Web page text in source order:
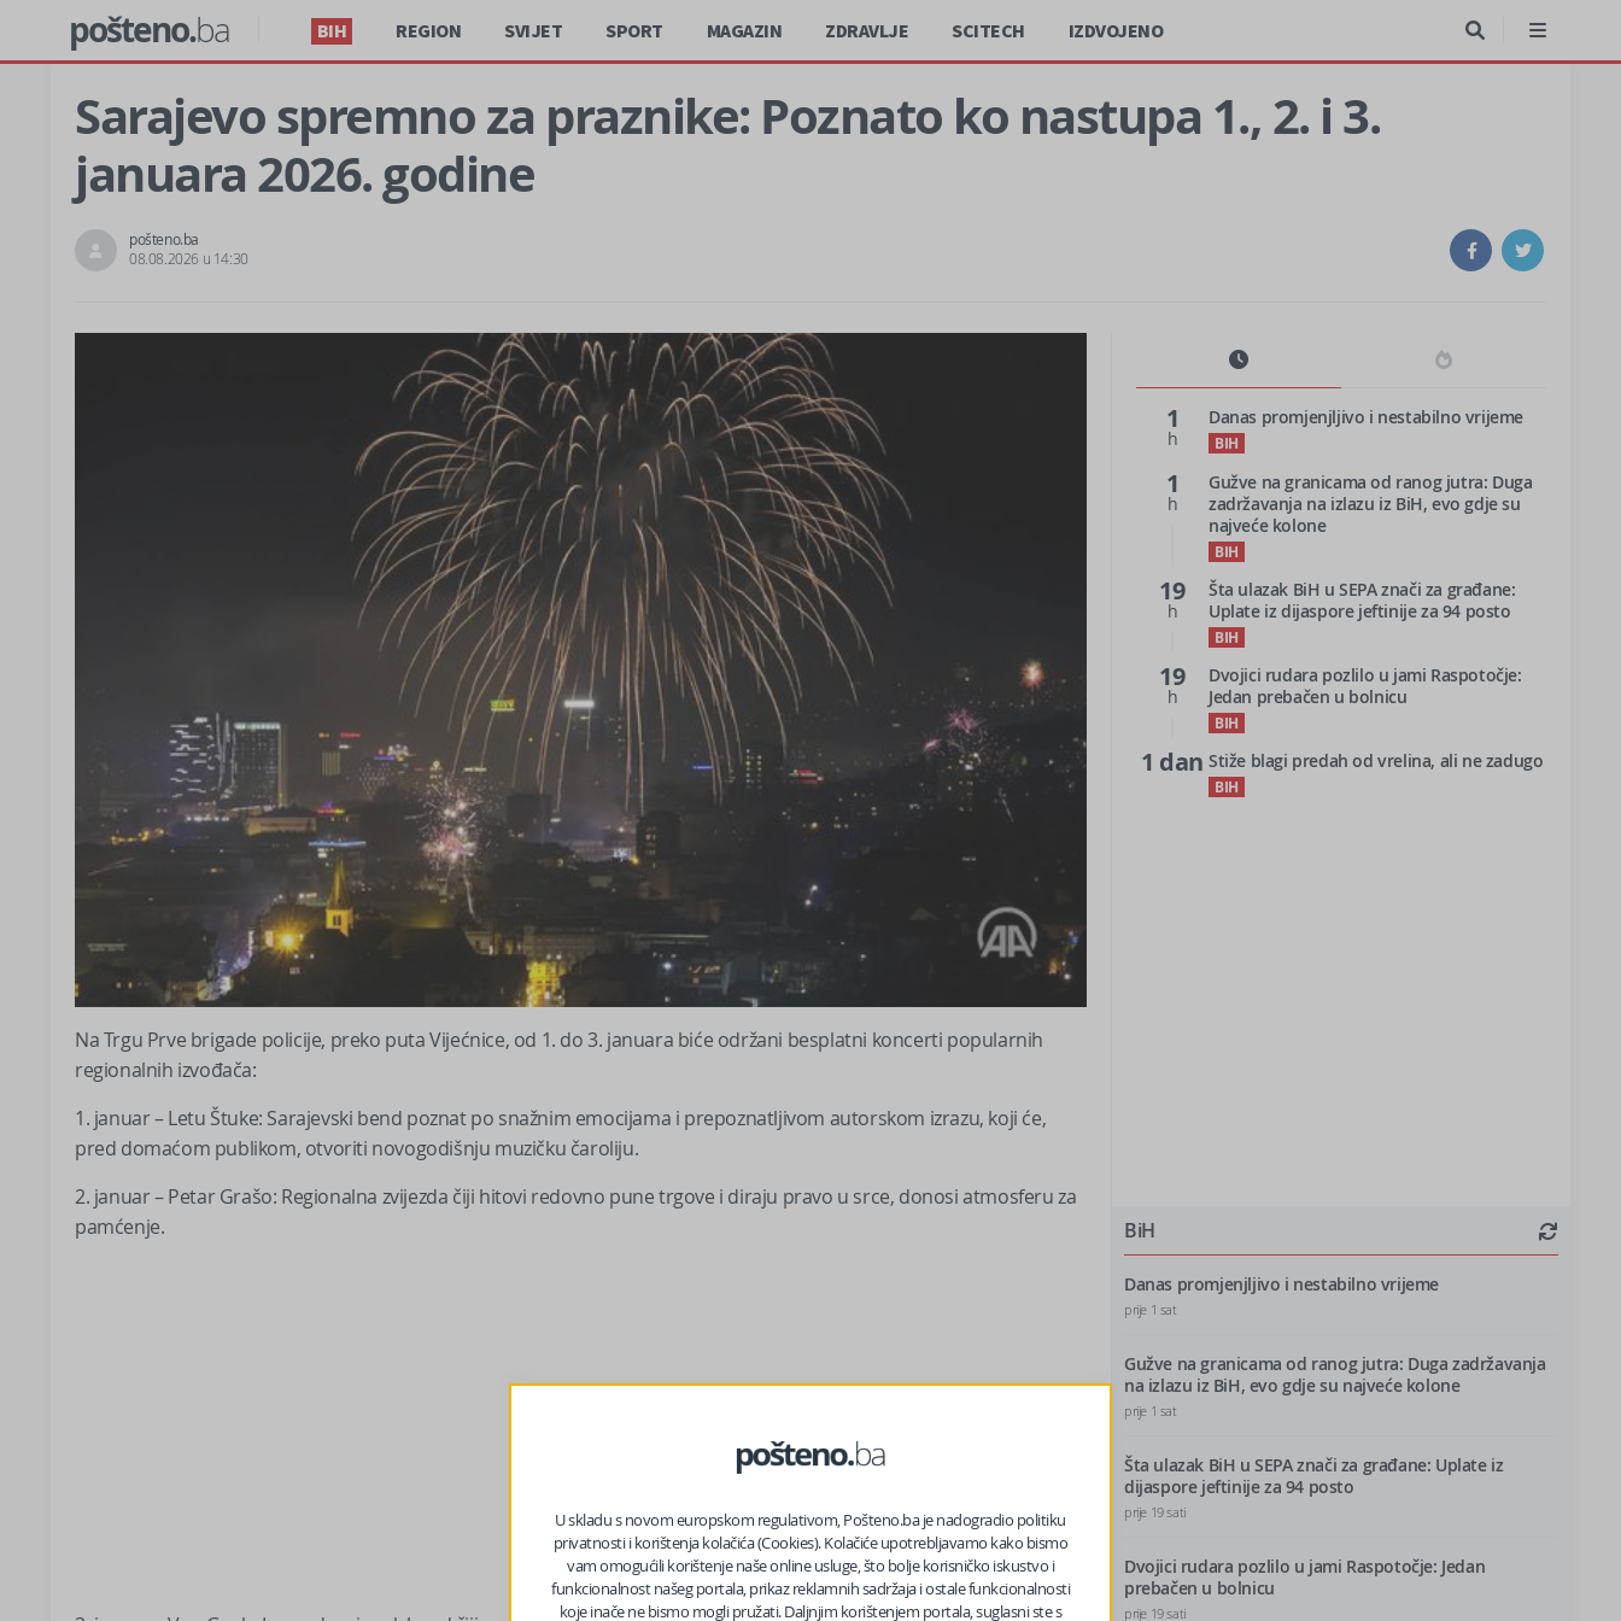
pošteno.ba BIH REGION SVIJET SPORT MAGAZIN ZDRAVLJE SCITECH IZDVOJENO
Sarajevo spremno za praznike: Poznato ko nastupa 1., 2. i 3.
januara 2026. godine
pošteno.ba
08.08.2026 u 14:30
Na Trgu Prve brigade policije, preko puta Vijećnice, od 1. do 3. januara biće održani besplatni koncerti popularnih
regionalnih izvođača:
1. januar – Letu Štuke: Sarajevski bend poznat po snažnim emocijama i prepoznatljivom autorskom izrazu, koji će,
pred domaćom publikom, otvoriti novogodišnju muzičku čaroliju.
2. januar – Petar Grašo: Regionalna zvijezda čiji hitovi redovno pune trgove i diraju pravo u srce, donosi atmosferu za
pamćenje.
1
h
Danas promjenjljivo i nestabilno vrijeme
BIH
1
h
Gužve na granicama od ranog jutra: Duga
zadržavanja na izlazu iz BiH, evo gdje su
najveće kolone
BIH
19
h
Šta ulazak BiH u SEPA znači za građane:
Uplate iz dijaspore jeftinije za 94 posto
BIH
19
h
Dvojici rudara pozlilo u jami Raspotočje:
Jedan prebačen u bolnicu
BIH
1 dan Stiže blagi predah od vrelina, ali ne zadugo
BIH
BiH
Danas promjenjljivo i nestabilno vrijeme
prije 1 sat
Gužve na granicama od ranog jutra: Duga zadržavanja
na izlazu iz BiH, evo gdje su najveće kolone
prije 1 sat
Šta ulazak BiH u SEPA znači za građane: Uplate iz
dijaspore jeftinije za 94 posto
prije 19 sati
Dvojici rudara pozlilo u jami Raspotočje: Jedan
prebačen u bolnicu
prije 19 sati
U skladu s novom europskom regulativom, Pošteno.ba je nadogradio politiku
privatnosti i korištenja kolačića (Cookies). Kolačiće upotrebljavamo kako bismo
vam omogućili korištenje naše online usluge, što bolje korisničko iskustvo i
funkcionalnost našeg portala, prikaz reklamnih sadržaja i ostale funkcionalnosti
koje inače ne bismo mogli pružati. Daljnjim korištenjem portala, suglasni ste s